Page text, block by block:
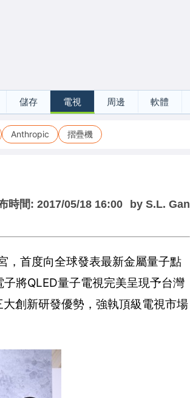
儲存 電視 周邊 軟體
Anthropic 摺疊機
時間: 2017/05/18 16:00 by S.L. Gan
首度向全球發表最新金屬量子點
將QLED量子電視完美呈現予台灣
創新研發優勢，強執頂級電視市場